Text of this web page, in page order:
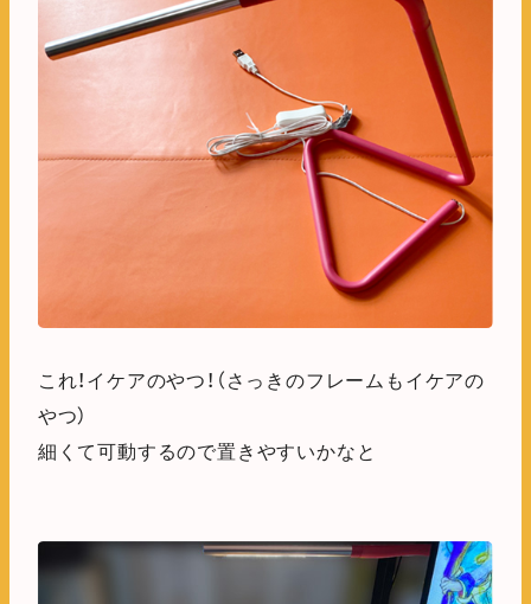
これ！イケアのやつ！（さっきのフレームもイケアの
やつ）
細くて可動するので置きやすいかなと